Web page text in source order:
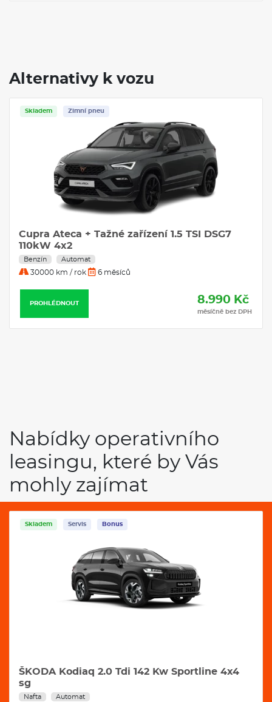
Alternativy k vozu
Skladem Zimní pneu
Cupra Ateca + Tažné zařízení 1.5 TSI DSG7
110kW 4x2
Benzín Automat
30000 km / rok 6 měsíců
PROHLÉDNOUT 8.990 Kč
měsíčně bez DPH
Nabídky operativního
leasingu, které by Vás
mohly zajímat
Skladem Servis Bonus
ŠKODA Kodiaq 2.0 Tdi 142 Kw Sportline 4x4
sg
Nafta Automat